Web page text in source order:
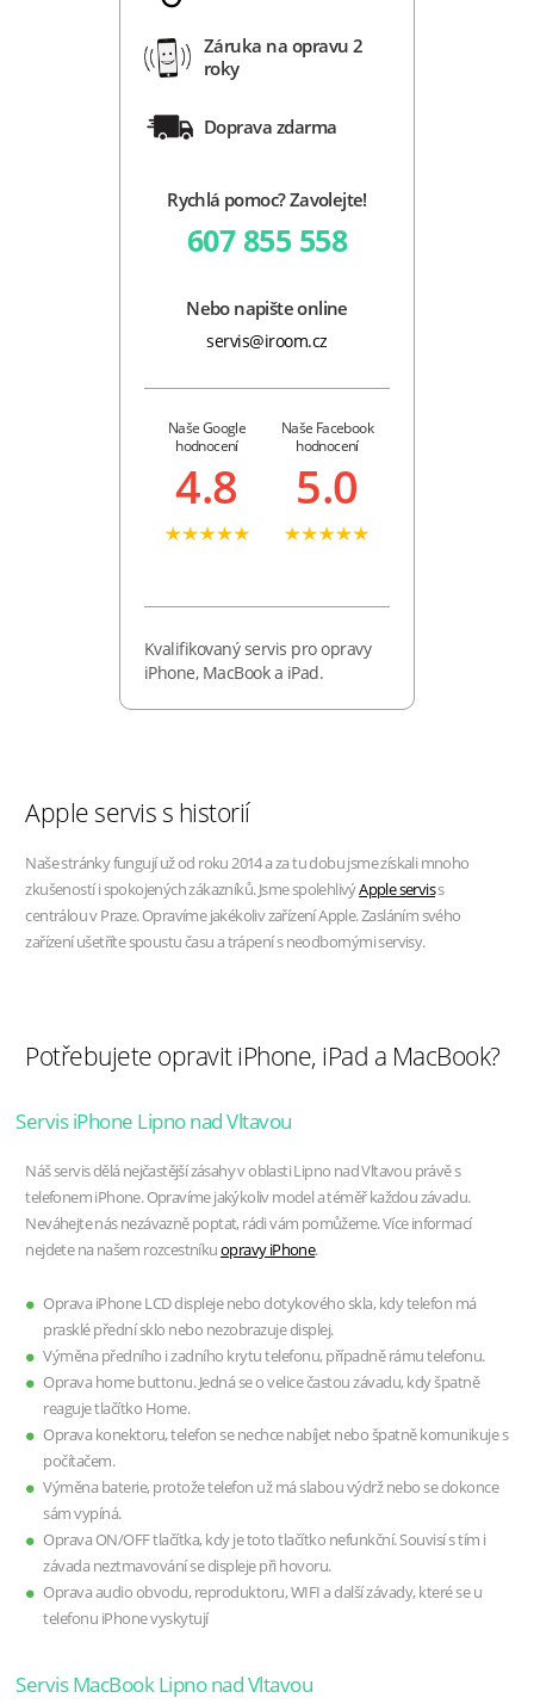
Záruka na opravu 2
roky
Doprava zdarma
Rychlá pomoc? Zavolejte!
607 855 558
Nebo napište online
servis@iroom.cz
Naše Google
hodnocení
4.8
Naše Facebook
hodnocení
5.0
Kvalifikovaný servis pro opravy
iPhone, MacBook a iPad.
Apple servis s historií
Naše stránky fungují už od roku 2014 a za tu dobu jsme získali mnoho
zkušeností i spokojených zákazníků. Jsme spolehlivýApple serviss
centrálou v Praze. Opravíme jakékoliv zařízení Apple. Zasláním svého
zařízení ušetříte spoustu času a trápení s neodbornými servisy.
Potřebujete opravit iPhone, iPad a MacBook?
Servis iPhone Lipno nad Vltavou
Náš servis dělá nejčastější zásahy v oblasti Lipno nad Vltavou právě s
telefonem iPhone. Opravíme jakýkoliv model a téměř každou závadu.
Neváhejte nás nezávazně poptat, rádi vám pomůžeme. Více informací
nejdete na našem rozcestníkuopravy iPhone.
Oprava iPhone LCD displeje nebo dotykového skla, kdy telefon má
prasklé přední sklo nebo nezobrazuje displej.
Výměna předního i zadního krytu telefonu, případně rámu telefonu.
Oprava home buttonu. Jedná se o velice častou závadu, kdy špatně
reaguje tlačítko Home.
Oprava konektoru, telefon se nechce nabíjet nebo špatně komunikuje s
počítačem.
Výměna baterie, protože telefon už má slabou výdrž nebo se dokonce
sám vypíná.
Oprava ON/OFF tlačítka, kdy je toto tlačítko nefunkční. Souvisí s tím i
závada neztmavování se displeje při hovoru.
Oprava audio obvodu, reproduktoru, WIFI a další závady, které se u
telefonu iPhone vyskytují
Servis MacBook Lipno nad Vltavou